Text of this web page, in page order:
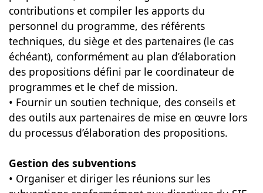
contributions et compiler les apports du
personnel du programme, des référents
techniques, du siège et des partenaires (le cas
échéant), conformément au plan d’élaboration
des propositions défini par le coordinateur de
programmes et le chef de mission.
• Fournir un soutien technique, des conseils et
des outils aux partenaires de mise en œuvre lors
du processus d’élaboration des propositions.
Gestion des subventions
• Organiser et diriger les réunions sur les